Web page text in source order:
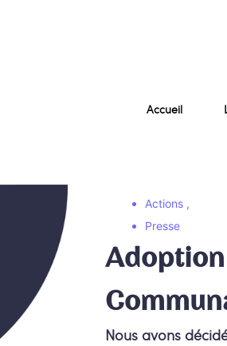
Accueil
Actions ,
Presse
Nous avons